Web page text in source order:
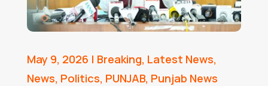
May 9, 2026 | Breaking, Latest News,
News, Politics, PUNJAB, Punjab News